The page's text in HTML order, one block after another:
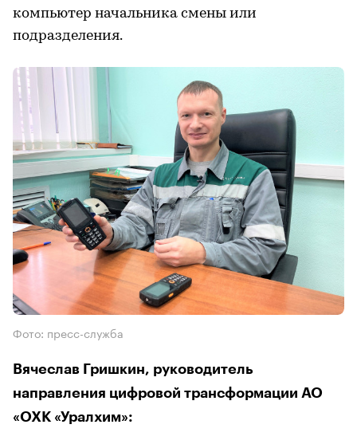
компьютер начальника смены или
подразделения.
Фото: пресс-служба
Вячеслав Гришкин, руководитель
направления цифровой трансформации АО
«ОХК «Уралхим»: